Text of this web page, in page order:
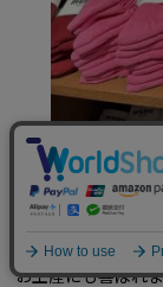
カラーソックスは
お土産にも喜ばれ